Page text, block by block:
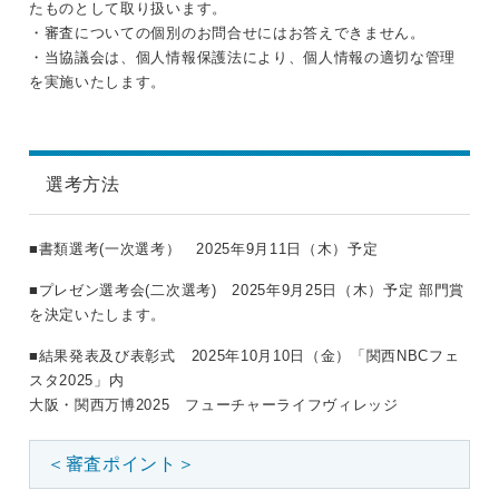
たものとして取り扱います。
・審査についての個別のお問合せにはお答えできません。
・当協議会は、個人情報保護法により、個人情報の適切な管理
を実施いたします。
選考方法
■書類選考(一次選考） 2025年9月11日（木）予定
■プレゼン選考会(二次選考) 2025年9月25日（木）予定 部門賞
を決定いたします。
■結果発表及び表彰式 2025年10月10日（金）「関西NBCフェ
スタ2025」内
大阪・関西万博2025 フューチャーライフヴィレッジ
＜審査ポイント＞